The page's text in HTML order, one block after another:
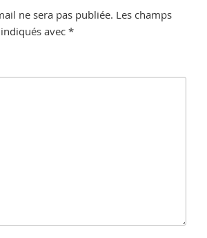
ne sera pas publiée. Les champs
avec *